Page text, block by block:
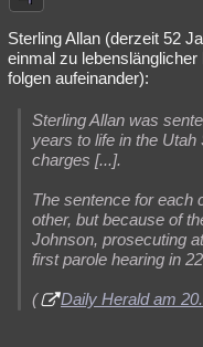
Sterling Allan (derzeit 52
einmal zu
folgen aufeinander):
Sterling Allan was
years to life in the
charges [...].
The sentence for each
other, but because of
Johnson, prosecuting
first parole hearing in
( Daily Herald am